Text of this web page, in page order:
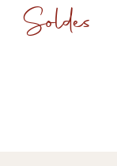
Soldes